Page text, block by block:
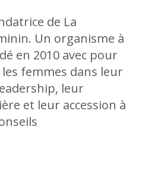
de La
Un organisme à
en 2010 avec pour
femmes dans leur
leur
et leur accession à